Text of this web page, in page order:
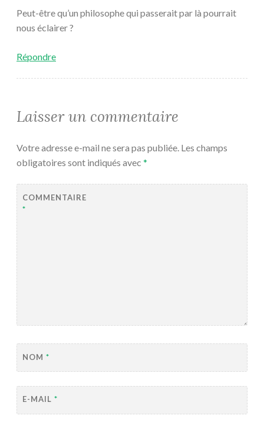
Peut-être qu’un philosophe qui passerait par là pourrait
nous éclairer ?
Répondre
Laisser un commentaire
Votre adresse e-mail ne sera pas publiée. Les champs
obligatoires sont indiqués avec *
COMMENTAIRE
*
NOM *
E-MAIL *